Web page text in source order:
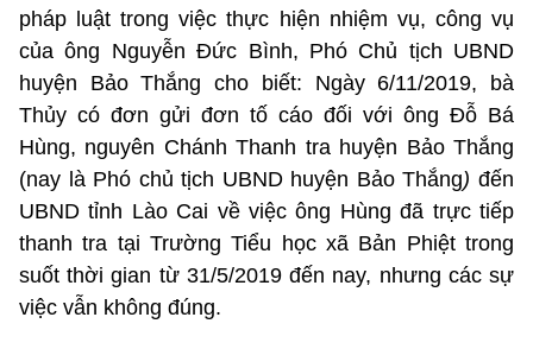
pháp luật trong việc thực hiện nhiệm vụ, công vụ
của ông Nguyễn Đức Bình, Phó Chủ tịch UBND
huyện Bảo Thắng cho biết: Ngày 6/11/2019, bà
Thủy có đơn gửi đơn tố cáo đối với ông Đỗ Bá
Hùng, nguyên Chánh Thanh tra huyện Bảo Thắng
(nay là Phó chủ tịch UBND huyện Bảo Thắng) đến
UBND tỉnh Lào Cai về việc ông Hùng đã trực tiếp
thanh tra tại Trường Tiểu học xã Bản Phiệt trong
suốt thời gian từ 31/5/2019 đến nay, nhưng các sự
việc vẫn không đúng.